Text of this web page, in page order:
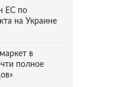
ЕС по
на Украине
в
полное